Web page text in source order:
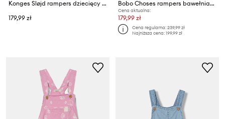
Konges Sløjd rampers dziecięcy bawełniany z elastanem CHLEO FRILL ROMPER GOTS
179,99 zł
Bobo Choses rampers bawełniany niemowlęcy Strawberry
Cena aktualna:
179,99 zł
Cena regularna:239,99 zł
Najniższa cena:199,99 zł